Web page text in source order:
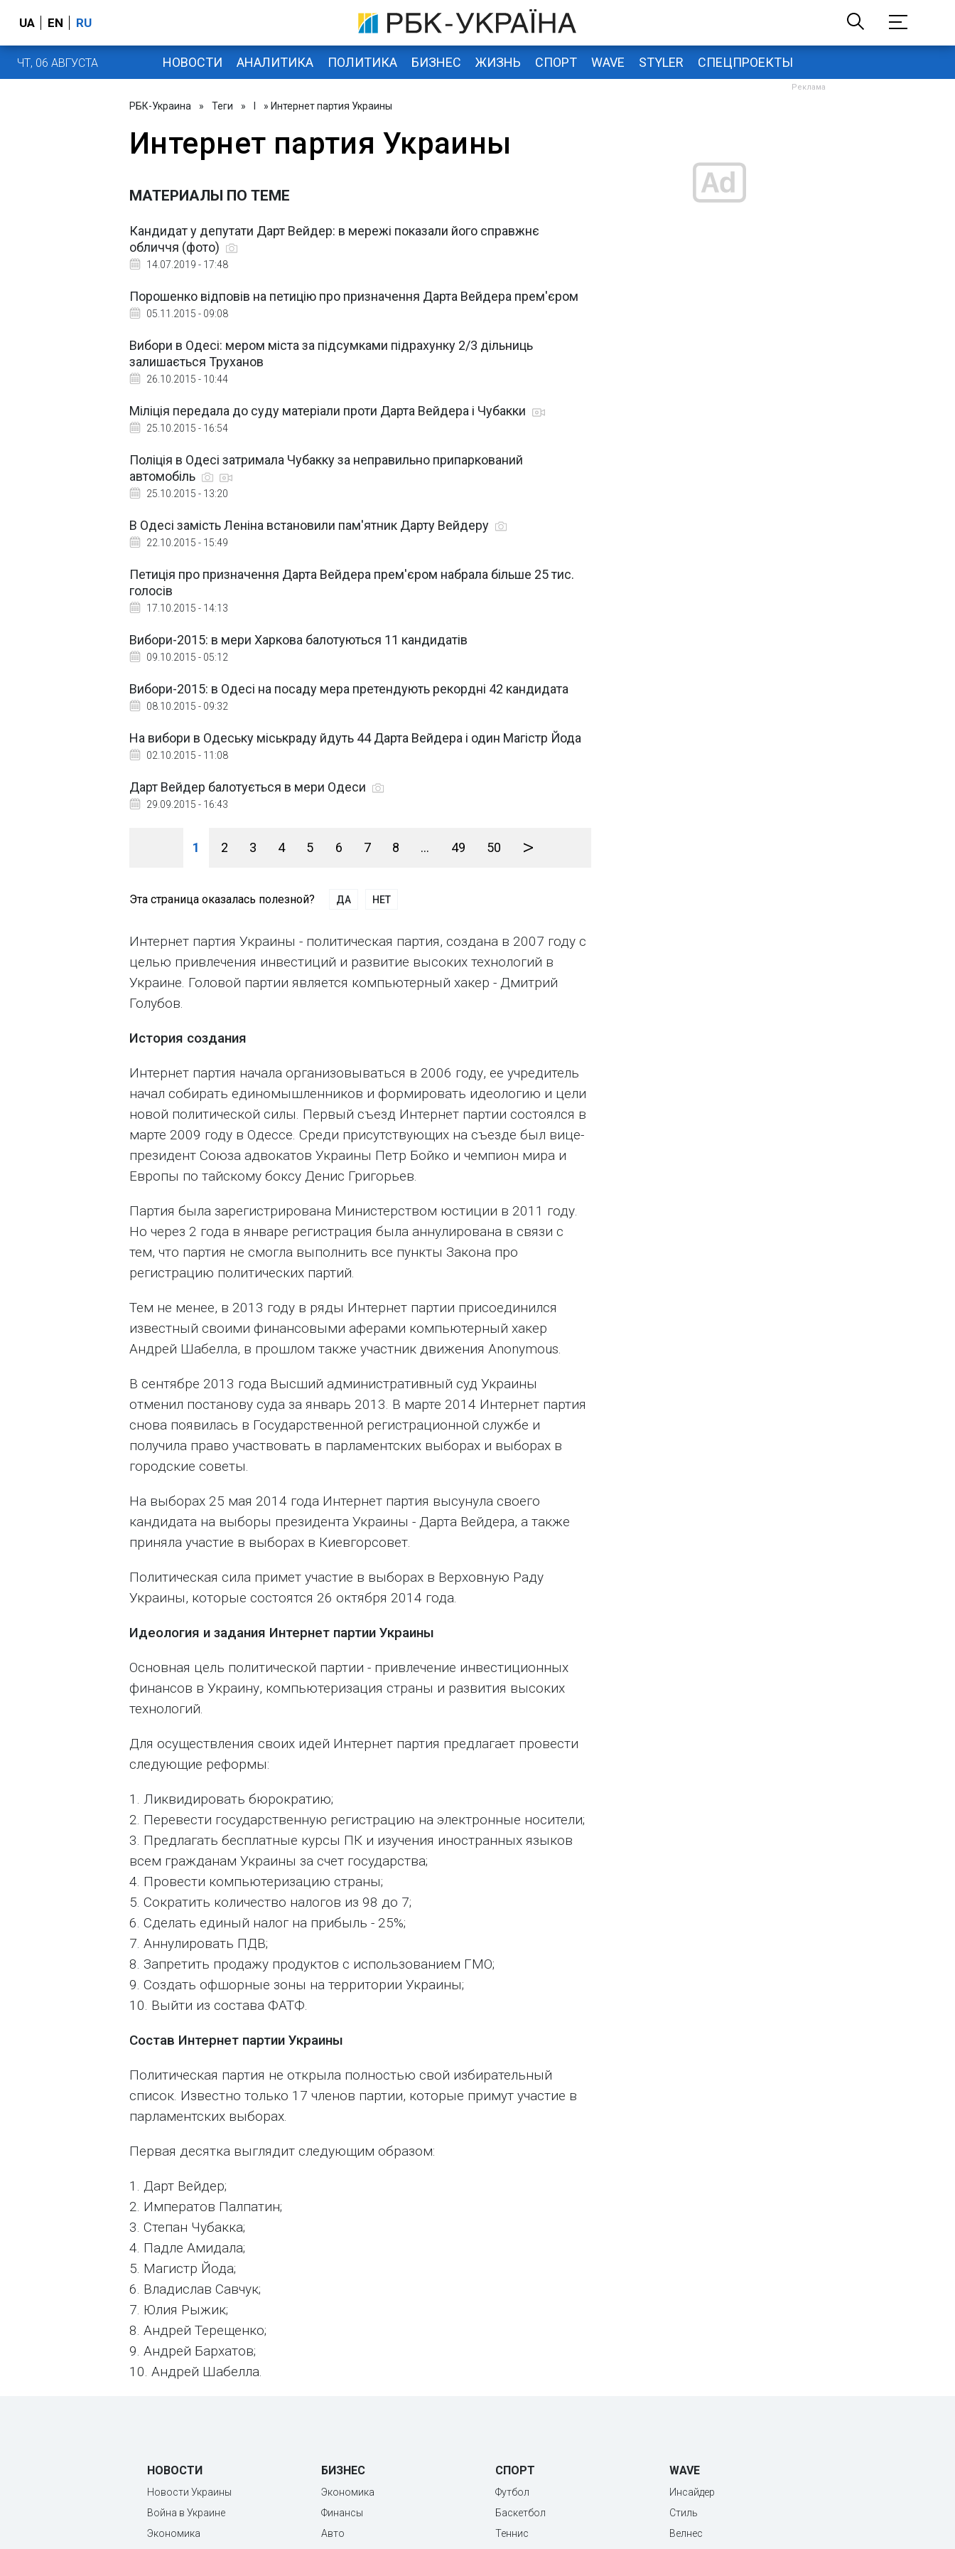
UA EN RU
ЧТ, 06 АВГУСТА НОВОСТИ АНАЛИТИКА ПОЛИТИКА БИЗНЕС ЖИЗНЬ СПОРТ WAVE STYLER СПЕЦПРОЕКТЫ
РБК-Украина » Теги » » Интернет партия Украины
Интернет партия Украины
МАТЕРИАЛЫ ПО ТЕМЕ
Кандидат у депутати Дарт Вейдер: в мережі показали його справжнє
обличчя (фото)
14.07.2019 - 17:48
Порошенко відповів на петицію про призначення Дарта Вейдера прем'єром
05.11.2015 - 09:08
Вибори в Одесі: мером міста за підсумками підрахунку 2/3 дільниць
залишається Труханов
26.10.2015 - 10:44
Міліція передала до суду матеріали проти Дарта Вейдера і Чубакки
25.10.2015 - 16:54
Поліція в Одесі затримала Чубакку за неправильно припаркований
автомобіль
25.10.2015 - 13:20
В Одесі замість Леніна встановили пам'ятник Дарту Вейдеру
22.10.2015 - 15:49
Петиція про призначення Дарта Вейдера прем'єром набрала більше 25 тис.
голосів
17.10.2015 - 14:13
Вибори-2015: в мери Харкова балотуються 11 кандидатів
09.10.2015 - 05:12
Вибори-2015: в Одесі на посаду мера претендують рекордні 42 кандидата
08.10.2015 - 09:32
На вибори в Одеську міськраду йдуть 44 Дарта Вейдера і один Магістр Йода
02.10.2015 - 11:08
Дарт Вейдер балотується в мери Одеси
29.09.2015 - 16:43
1 2 3 4 5 6 7 8 ... 49 50 >
Эта страница оказалась полезной? ДА НЕТ
Интернет партия Украины - политическая партия, создана в 2007 году с
целью привлечения инвестиций и развитие высоких технологий в
Украине. Головой партии является компьютерный хакер - Дмитрий
Голубов.
История создания
Интернет партия начала организовываться в 2006 году, ее учредитель
начал собирать единомышленников и формировать идеологию и цели
новой политической силы. Первый съезд Интернет партии состоялся в
марте 2009 году в Одессе. Среди присутствующих на съезде был вице-
президент Союза адвокатов Украины Петр Бойко и чемпион мира и
Европы по тайскому боксу Денис Григорьев.
Партия была зарегистрирована Министерством юстиции в 2011 году.
Но через 2 года в январе регистрация была аннулирована в связи с
тем, что партия не смогла выполнить все пункты Закона про
регистрацию политических партий.
Тем не менее, в 2013 году в ряды Интернет партии присоединился
известный своими финансовыми аферами компьютерный хакер
Андрей Шабелла, в прошлом также участник движения Anonymous.
В сентябре 2013 года Высший административный суд Украины
отменил постанову суда за январь 2013. В марте 2014 Интернет партия
снова появилась в Государственной регистрационной службе и
получила право участвовать в парламентских выборах и выборах в
городские советы.
На выборах 25 мая 2014 года Интернет партия высунула своего
кандидата на выборы президента Украины - Дарта Вейдера, а также
приняла участие в выборах в Киевгорсовет.
Политическая сила примет участие в выборах в Верховную Раду
Украины, которые состоятся 26 октября 2014 года.
Идеология и задания Интернет партии Украины
Основная цель политической партии - привлечение инвестиционных
финансов в Украину, компьютеризация страны и развития высоких
технологий.
Для осуществления своих идей Интернет партия предлагает провести
следующие реформы:
1. Ликвидировать бюрократию;
2. Перевести государственную регистрацию на электронные носители;
3. Предлагать бесплатные курсы ПК и изучения иностранных языков
всем гражданам Украины за счет государства;
4. Провести компьютеризацию страны;
5. Сократить количество налогов из 98 до 7;
6. Сделать единый налог на прибыль - 25%;
7. Аннулировать ПДВ;
8. Запретить продажу продуктов с использованием ГМО;
9. Создать офшорные зоны на территории Украины;
10. Выйти из состава ФАТФ.
Состав Интернет партии Украины
Политическая партия не открыла полностью свой избирательный
список. Известно только 17 членов партии, которые примут участие в
парламентских выборах.
Первая десятка выглядит следующим образом:
1. Дарт Вейдер;
2. Императов Палпатин;
3. Степан Чубакка;
4. Падле Амидала;
5. Магистр Йода;
6. Владислав Савчук;
7. Юлия Рыжик;
8. Андрей Терещенко;
9. Андрей Бархатов;
10. Андрей Шабелла.
НОВОСТИ
Новости Украины
Война в Украине
Экономика
БИЗНЕС
Экономика
Финансы
Авто
СПОРТ
Футбол
Баскетбол
Теннис
WAVE
Инсайдер
Стиль
Велнес